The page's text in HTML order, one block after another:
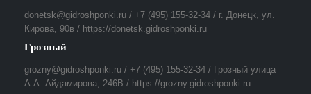
donetsk@gidroshponki.ru / +7 (495) 155-32-34 / г. Донецк, ул.
Кирова, 90в / https://donetsk.gidroshponki.ru
Грозный
grozny@gidroshponki.ru / +7 (495) 155-32-34 / Грозный улица
А.А. Айдамирова, 246В / https://grozny.gidroshponki.ru